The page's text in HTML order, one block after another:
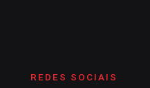
REDES SOCIAIS